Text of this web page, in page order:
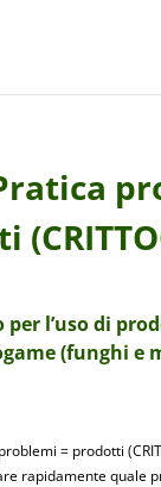
per l’uso di
(funghi e
= prodotti
rapidamente quale